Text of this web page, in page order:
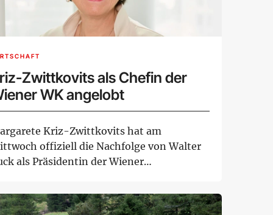
Zwittkovits als Chefin der
WK angelobt
Kriz-Zwittkovits hat am
offiziell die Nachfolge von Walter
als Präsidentin der Wiener